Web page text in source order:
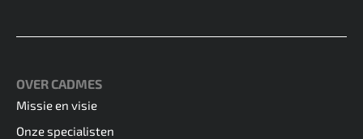
OVER CADMES
Missie en visie
Onze specialisten